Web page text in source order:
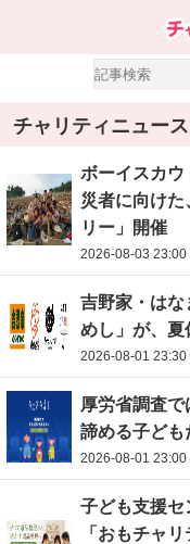
チャリティニュー
ボーイスカウ
災者に向け
リー」開催
2026-08-03 23:00
吉野家・はな
めし」が、夏
2026-08-01 23:30
厚労省調査
諦める子ども
2026-08-01 23:00
子ども支援セ
「おもチャ